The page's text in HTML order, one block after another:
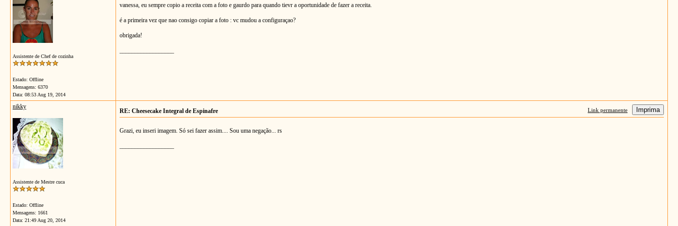
Assistente de Chef de cozinha
Estado: Offline
Mensagens: 6370
Data: 08:53 Aug 19, 2014
vanessa, eu sempre copio a receita com a foto e gaurdo para quando tievr a oportunidade de fazer a receita.
é a primeira vez que nao consigo copiar a foto : vc mudou a configuraçao?
obrigada!
nikky
Assistente de Mestre cuca
Estado: Offline
Mensagens: 1661
Data: 21:49 Aug 20, 2014
RE: Cheesecake Integral de Espinafre Link permanente Imprima
Grazi, eu inseri imagem. Só sei fazer assim.... Sou uma negação... rs